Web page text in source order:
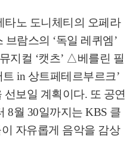
타노 도니체티의 오페라
브람스의 ‘독일 레퀴엠’
지컬 ‘캣츠’ △베를린 필
트 in 상트페테르부르크’
선보일 계획이다. 또 공연
8월 30일까지는 KBS 클
자유롭게 음악을 감상